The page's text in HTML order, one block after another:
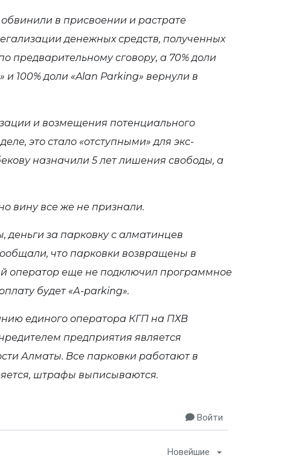
в присвоении и растрате
денежных средств, полученных
предварительному сговору, а 70% доли
100% доли «Alan Parking» вернули в
и возмещения потенциального
это стало «отступными» для экс-
назначили 5 лет лишения свободы, а
вину все же не признали.
деньги за парковку с алматинцев
что парковки возвращены в
оператор еще не подключил программное
будет «А-parking».
единого оператора КГП на ПХВ
предприятия является
Алматы. Все парковки работают в
штрафы выписываются.
Войти
Новейшие